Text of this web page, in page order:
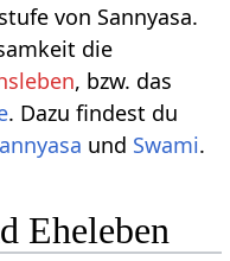
von Sannyasa.
die
, bzw. das
. Dazu findest du
und Swami.
Eheleben